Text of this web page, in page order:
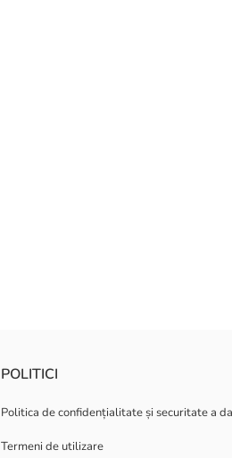
POLITICI
Politica de confidențialitate și securitate a
Termeni de utilizare